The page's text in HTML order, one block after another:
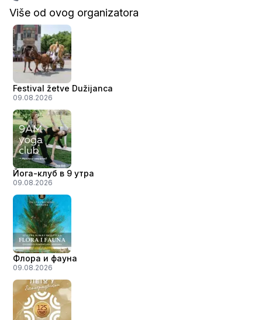
Više od ovog organizatora
Festival žetve Dužijanca
09.08.2026
Йога-клуб в 9 утра
09.08.2026
Флора и фауна
09.08.2026